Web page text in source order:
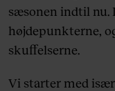
sæsonen indtil nu.
højdepunkterne,
skuffelserne.
Vi starter med